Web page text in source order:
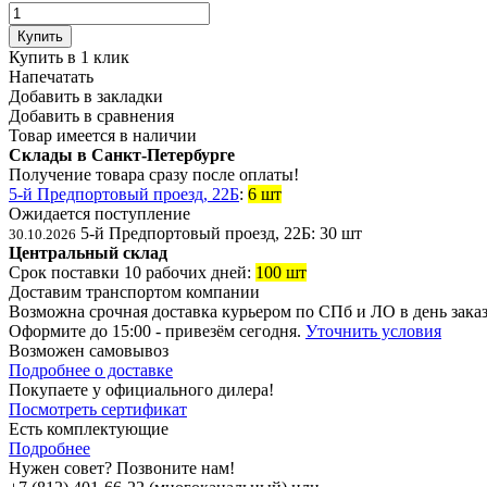
Купить
Купить в 1 клик
Напечатать
Добавить в закладки
Добавить в сравнения
Товар имеется в наличии
Склады в Санкт-Петербурге
Получение товара сразу после оплаты!
5-й Предпортовый проезд, 22Б: 6 шт
Ожидается поступление
30.10.2026 5-й Предпортовый проезд, 22Б: 30 шт
Центральный склад
Срок поставки 10 рабочих дней: 100 шт
Доставим транспортом компании
Возможна срочная доставка курьером по СПб и ЛО в день
Оформите до 15:00 - привезём сегодня. Уточнить условия
Возможен самовывоз
Подробнее о доставке
Покупаете у официального дилера!
Посмотреть сертификат
Есть комплектующие
Подробнее
Нужен совет? Позвоните нам!